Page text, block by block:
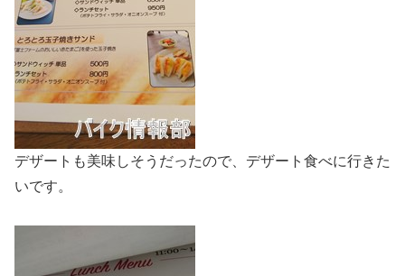
デザートも美味しそうだったので、デザート食べに行きた
いです。